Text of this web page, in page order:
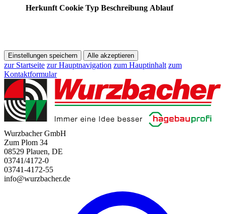
Herkunft Cookie Typ Beschreibung Ablauf
Einstellungen speichern Alle akzeptieren
zur Startseite zur Hauptnavigation zum Hauptinhalt zum
Kontaktformular
Wurzbacher GmbH
Zum Plom 34
08529 Plauen, DE
03741/4172-0
03741-4172-55
info@wurzbacher.de